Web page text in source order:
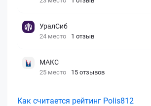
УралСиб
24 место 1 отзыв
МАКС
25 место 15 отзывов
Как считается рейтинг Polis812